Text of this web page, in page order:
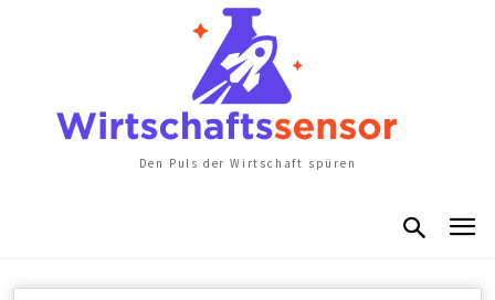
Den Puls der Wirtschaft spüren